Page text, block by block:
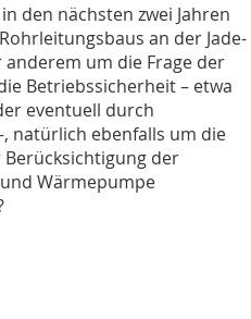
den nächsten zwei Jahren
an der Jade-
um die Frage der
Betriebssicherheit – etwa
eventuell durch
natürlich ebenfalls um die
der
Wärmepumpe